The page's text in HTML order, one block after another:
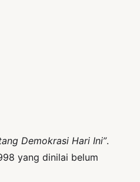
Demokrasi Hari Ini”.
yang dinilai belum